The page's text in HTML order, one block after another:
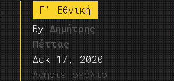
Γ' Εθνική
By Δημήτρης
Πέττας
Δεκ 17, 2020
Αφήστε σχόλιο